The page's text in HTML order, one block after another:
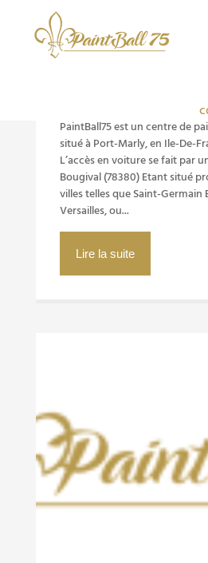
Qu’est-ce que
PaintBall75 est un centre de
situé à Port-Marly, en Ile-De-
L’accès en voiture se fait par
Bougival (78380) Etant situé
villes telles que Saint-Germain
Versailles, ou...
Lire la suite